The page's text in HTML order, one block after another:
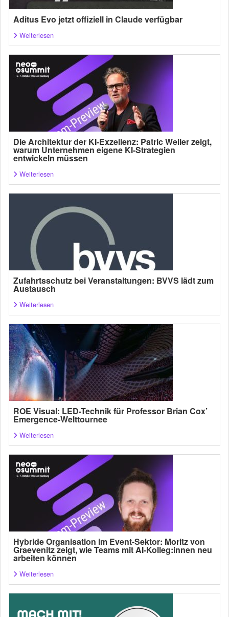
Aditus Evo jetzt offiziell in Claude verfügbar
Weiterlesen
Die Architektur der KI-Exzellenz: Patric Weiler zeigt,
warum Unternehmen eigene KI-Strategien
entwickeln müssen
Weiterlesen
Zufahrtsschutz bei Veranstaltungen: BVVS lädt zum
Austausch
Weiterlesen
ROE Visual: LED-Technik für Professor Brian Cox’
Emergence-Welttournee
Weiterlesen
Hybride Organisation im Event-Sektor: Moritz von
Graevenitz zeigt, wie Teams mit AI-Kolleg:innen neu
arbeiten können
Weiterlesen